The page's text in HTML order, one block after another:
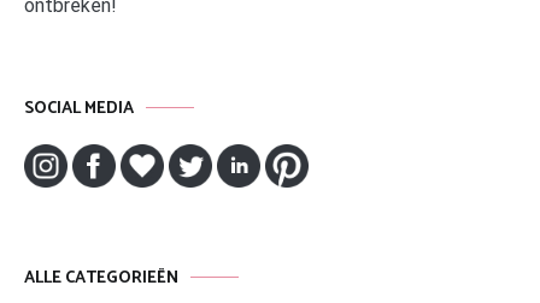
ontbreken!
SOCIAL MEDIA
ALLE CATEGORIEËN